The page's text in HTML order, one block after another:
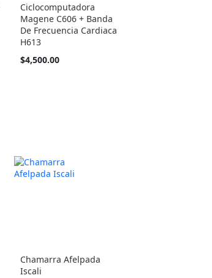
Ciclocomputadora
Magene C606 + Banda
De Frecuencia Cardiaca
H613
$4,500.00
Chamarra Afelpada
Iscali